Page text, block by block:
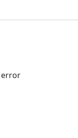
error